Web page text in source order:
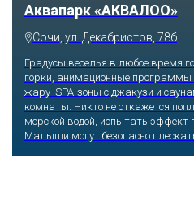
Аквапарк «АКВАЛОО»
Сочи, ул. Декабристов, 78б
Градусы веселья в любое время
горки, анимационные программы
жару SPA-зоны с джакузи и
комнаты. Никто не откажется
морской водой, испытать эффект
Малыши могут безопасно